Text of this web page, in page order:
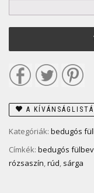
A
Kategóriák: bedugós
Címkék: bedugós
rózsaszín,rúd, sárga